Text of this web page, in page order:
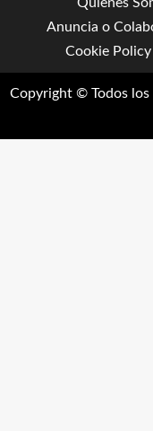
Anuncia o
Cookie Policy
Copyright © Todos los